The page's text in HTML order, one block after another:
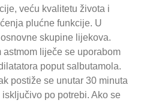
veću kvalitetu života i
plućne funkcije. U
skupine lijekova.
liječe se uporabom
poput salbutamola.
postiže se unutar 30 minuta
po potrebi. Ako se